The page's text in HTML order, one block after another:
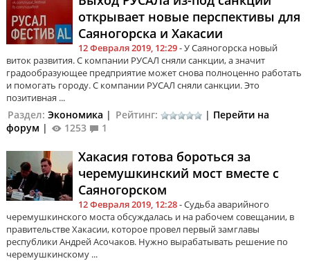
открывает новые перспективы для
Саяногорска и Хакасии
12 Февраля 2019, 12:29- У Саяногорска новый
виток развития. С компании РУСАЛ сняли санкции, а значит
градообразующее предприятие может снова полноценно работать
и помогать городу. С компании РУСАЛ сняли санкции. Это
позитивная ...
Раздел: Экономика | Рейтинг: | Перейти на
форум | 1253 1
Хакасия готова бороться за
черемушкинский мост вместе с
Саяногорском
12 Февраля 2019, 12:28- Судьба аварийного
черемушкинского моста обсуждалась и на рабочем совещании, в
правительстве Хакасии, которое провел первый замглавы
республики Андрей Асочаков. Нужно вырабатывать решение по
черемушкинскому ...